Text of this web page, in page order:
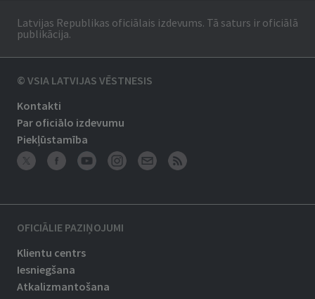
Latvijas Republikas oficiālais izdevums. Tā saturs ir oficiālā
publikācija.
© VSIA LATVIJAS VĒSTNESIS
Kontakti
Par oficiālo izdevumu
Piekļūstamība
OFICIĀLIE PAZIŅOJUMI
Klientu centrs
Iesniegšana
Atkalizmantošana